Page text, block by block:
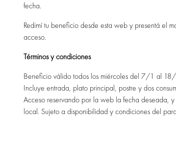
fecha.
Redimí tu beneficio desde esta web y presentá el
acceso.
Términos y condiciones
Beneficio válido todos los miércoles del 7/1 al
Incluye entrada, plato principal, postre y dos
Acceso reservando por la web la fecha deseada,
local. Sujeto a disponibilidad y condiciones del